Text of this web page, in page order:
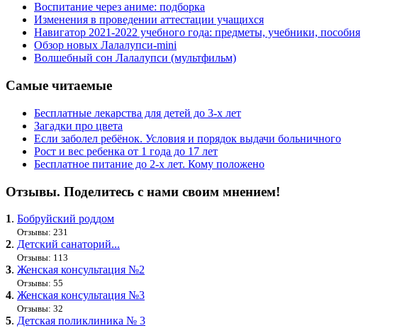
Воспитание через аниме: подборка
Изменения в проведении аттестации учащихся
Навигатор 2021-2022 учебного года: предметы, учебники, пособия
Обзор новых Лалалупси-mini
Волшебный сон Лалалупси (мультфильм)
Самые читаемые
Бесплатные лекарства для детей до 3-х лет
Загадки про цвета
Если заболел ребёнок. Условия и порядок выдачи больничного
Рост и вес ребенка от 1 года до 17 лет
Бесплатное питание до 2-х лет. Кому положено
Отзывы. Поделитесь с нами своим мнением!
1. Бобруйский роддом
Отзывы: 231
2. Детский санаторий...
Отзывы: 113
3. Женская консультация №2
Отзывы: 55
4. Женская консультация №3
Отзывы: 32
5. Детская поликлиника № 3